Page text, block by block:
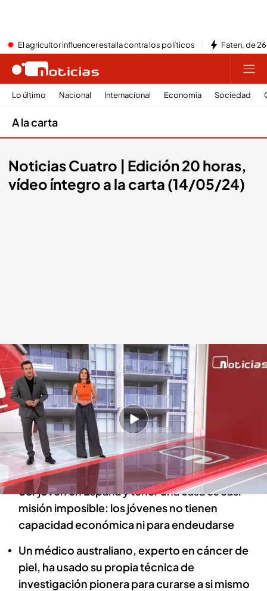
El agricultor influencer estalla contra los políticos Faten, de
Lo último Nacional Internacional Economía Sociedad
A la carta
Noticias Cuatro | Edición 20 horas,
vídeo íntegro a la carta (14/05/24)
Las noticias, de la mano de Diego Losada y Mónica Sanz
Redacción digital Noticias Cuatro
14 MAY 2024 - 22:53h.
Espectacular asalto a un furgón policial para
rescatar a un preso en Francia: dos
funcionarios de prisiones muertos
Ser joven en España y tener una casa es casi
misión imposible: los jóvenes no tienen
capacidad económica ni para endeudarse
Un médico australiano, experto en cáncer de
piel, ha usado su propia técnica de
investigación pionera para curarse a si mismo